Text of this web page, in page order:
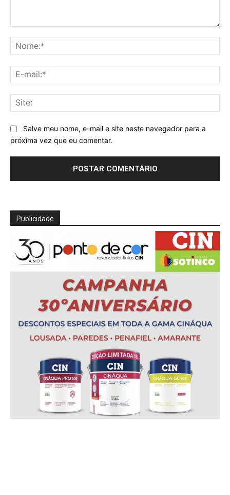
Salve meu nome, e-mail e site neste navegador para a
próxima vez que eu comentar.
Publicidade